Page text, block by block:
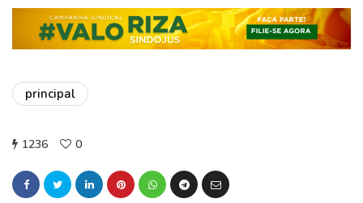
principal
1236 0